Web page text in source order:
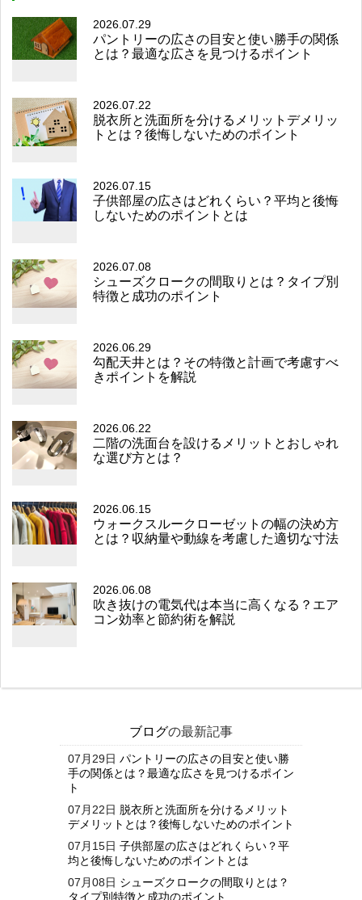
2026.07.29
パントリーの広さの目安と使い勝手の関係
とは？最適な広さを見つけるポイント
2026.07.22
脱衣所と洗面所を分けるメリットデメリッ
トとは？後悔しないためのポイント
2026.07.15
子供部屋の広さはどれくらい？平均と後悔
しないためのポイントとは
2026.07.08
シューズクロークの間取りとは？タイプ別
特徴と成功のポイント
2026.06.29
勾配天井とは？その特徴と計画で考慮すべ
きポイントを解説
2026.06.22
二階の洗面台を設けるメリットとおしゃれ
な選び方とは？
2026.06.15
ウォークスルークローゼットの幅の決め方
とは？収納量や動線を考慮した適切な寸法
2026.06.08
吹き抜けの電気代は本当に高くなる？エア
コン効率と節約術を解説
ブログの最新記事
07月29日 パントリーの広さの目安と使い勝
手の関係とは？最適な広さを見つけるポイン
ト
07月22日 脱衣所と洗面所を分けるメリット
デメリットとは？後悔しないためのポイント
07月15日 子供部屋の広さはどれくらい？平
均と後悔しないためのポイントとは
07月08日 シューズクロークの間取りとは？
タイプ別特徴と成功のポイント